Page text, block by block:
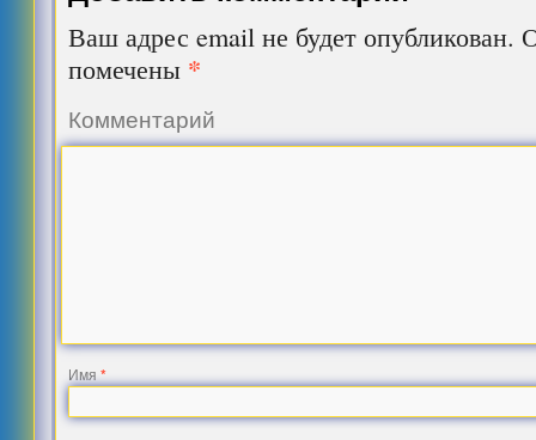
Ваш адрес email не будет опубликован.
помечены *
Комментарий
Имя*